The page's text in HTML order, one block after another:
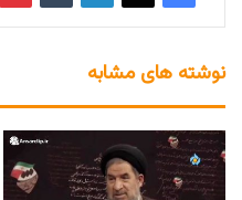
نوشته های مشابه